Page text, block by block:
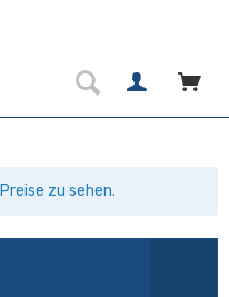
zu sehen.